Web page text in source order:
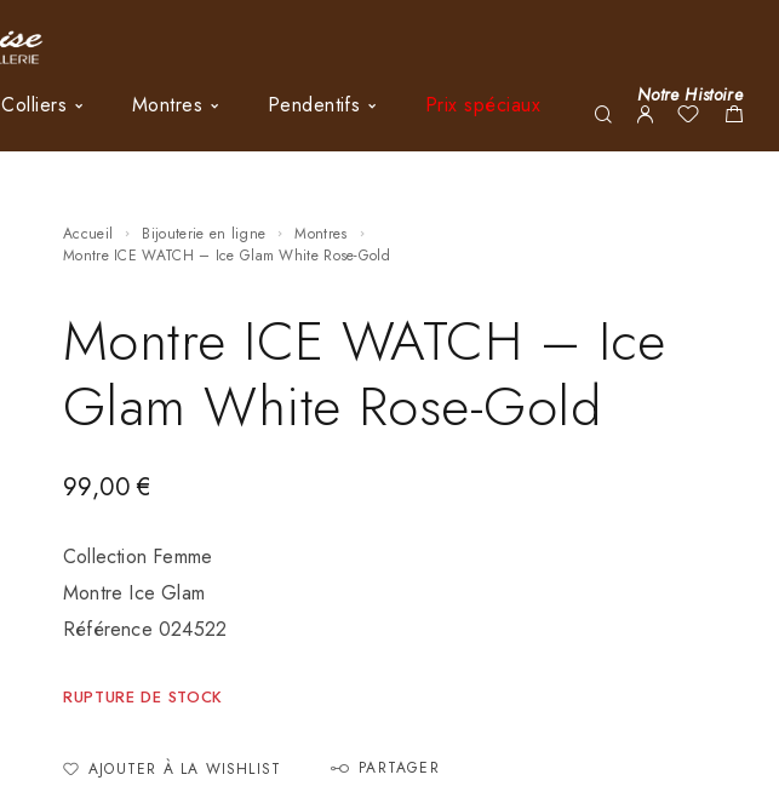
Colliers Montres Pendentifs Prix spéciaux Notre Histoire
Accueil Bijouterie en ligne
Montres
Montre ICE WATCH – Ice Glam White Rose-Gold
Montre ICE WATCH – Ice
Glam White Rose-Gold
99,00€
Collection Femme
Montre Ice Glam
Référence 024522
RUPTURE DE STOCK
AJOUTER À LA WISHLIST PARTAGER